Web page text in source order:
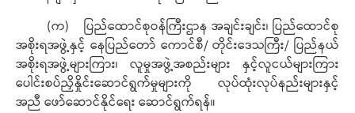
(က) ပြည်ထောင်စုဝန်ကြီးဌာန အချင်းချင်း၊ ပြည်ထောင်စု
အစိုးရအဖွဲ့နှင့် နေပြည်တော် ကောင်စီ/ တိုင်းဒေသကြီး/ ပြည်နယ်
အစိုးရအဖွဲ့များကြား၊ လူမှုအဖွဲ့အစည်းများ နှင့်လူငယ်များကြား
ပေါင်းစပ်ညှိနှိုင်းဆောင်ရွက်မှုများကို လုပ်ထုံးလုပ်နည်းများနှင့်
အညီ ဖော်ဆောင်နိုင်ရေး ဆောင်ရွက်ရန်။